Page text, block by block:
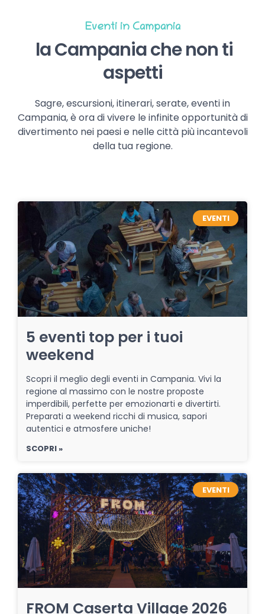
Eventi in Campania
la Campania che non ti
aspetti
Sagre, escursioni, itinerari, serate, eventi in
Campania, è ora di vivere le infinite opportunità di
divertimento nei paesi e nelle città più incantevoli
della tua regione.
EVENTI
5 eventi top per i tuoi
weekend
Scopri il meglio degli eventi in Campania. Vivi la
regione al massimo con le nostre proposte
imperdibili, perfette per emozionarti e divertirti.
Preparati a weekend ricchi di musica, sapori
autentici e atmosfere uniche!
SCOPRI »
EVENTI
FROM Caserta Village 2026